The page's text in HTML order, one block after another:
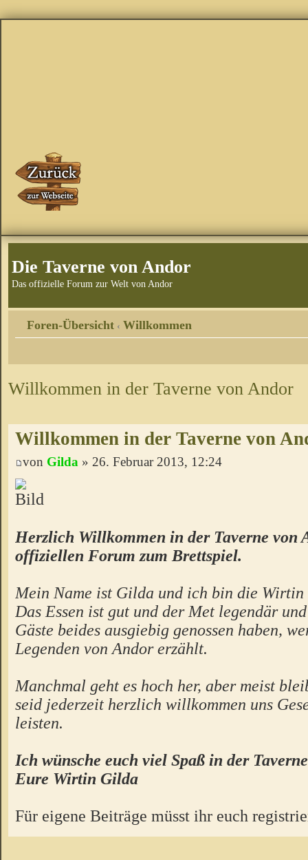
Die Taverne von Andor
Das offizielle Forum zur Welt von Andor
Foren-Übersicht ‹ Willkommen
Willkommen in der Taverne von Andor
Willkommen in der Taverne von
von Gilda » 26. Februar 2013, 12:24
Herzlich Willkommen in der Taverne von
offiziellen Forum zum Brettspiel.
Mein Name ist Gilda und ich bin die Wirtin
Das Essen ist gut und der Met legendär
Gäste beides ausgiebig genossen haben,
Legenden von Andor erzählt.
Manchmal geht es hoch her, aber meist
seid jederzeit herzlich willkommen uns
leisten.
Ich wünsche euch viel Spaß in der
Eure Wirtin Gilda
Für eigene Beiträge müsst ihr euch